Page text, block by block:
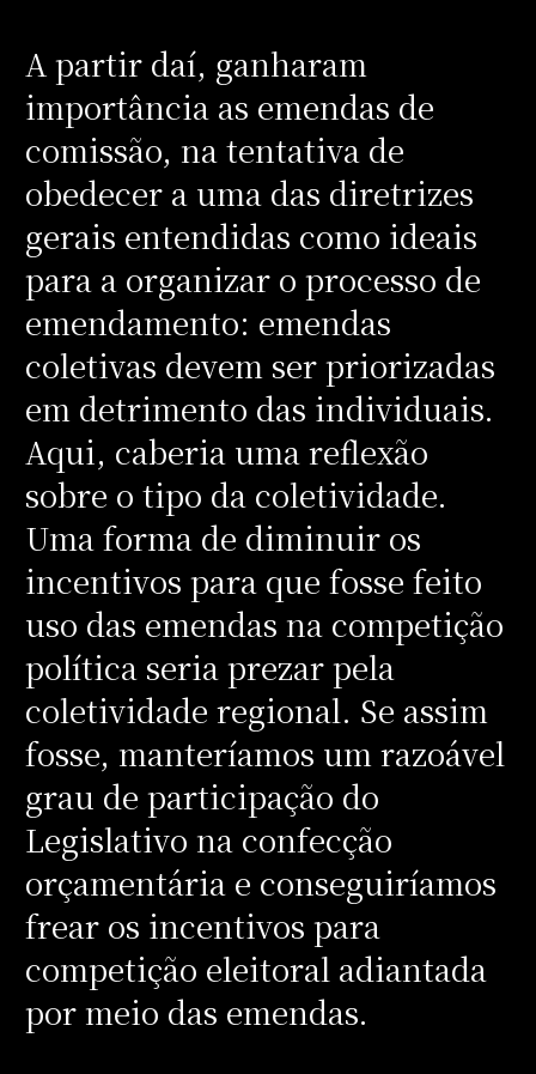
A partir daí, ganharam
importância as emendas de
comissão, na tentativa de
obedecer a uma das diretrizes
gerais entendidas como ideais
para a organizar o processo de
emendamento: emendas
coletivas devem ser priorizadas
em detrimento das individuais.
Aqui, caberia uma reflexão
sobre o tipo da coletividade.
Uma forma de diminuir os
incentivos para que fosse feito
uso das emendas na competição
política seria prezar pela
coletividade regional. Se assim
fosse, manteríamos um razoável
grau de participação do
Legislativo na confecção
orçamentária e conseguiríamos
frear os incentivos para
competição eleitoral adiantada
por meio das emendas.